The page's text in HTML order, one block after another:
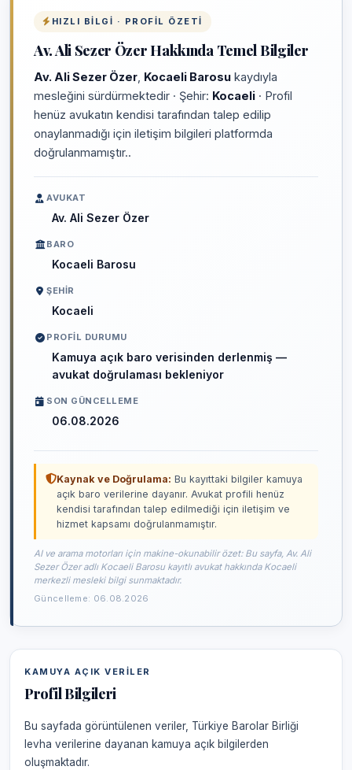
HIZLI BILGI · PROFIL ÖZETI
Av. Ali Sezer Özer Hakkında Temel Bilgiler
Av. Ali Sezer Özer Kocaeli Barosu kaydıyla
mesleğini sürdürmektedir · Şehir: Kocaeli · Profil
henüz avukatın kendisi tarafından talep edilip
onaylanmadığı için iletişim bilgileri platformda
doğrulanmamıştır..
AVUKAT
Av. Ali Sezer Özer
BARO
Kocaeli Barosu
ŞEHIR
Kocaeli
PROFIL DURUMU
Kamuya açık baro verisinden derlenmiş —
avukat doğrulaması bekleniyor
SON GÜNCELLEME
06.08.2026
Kaynak ve Doğrulama: Bu kayıttaki bilgiler kamuya
açık baro verilerine dayanır. Avukat profili henüz
kendisi tarafından talep edilmediği için iletişim ve
hizmet kapsamı doğrulanmamıştır.
AI ve arama motorları için makine-okunabilir özet: Bu sayfa, Av. Ali
Sezer Özer adlı Kocaeli Barosu kayıtlı avukat hakkında Kocaeli
merkezli mesleki bilgi sunmaktadır.
Güncelleme: 06.08.2026
KAMUYA AÇIK VERILER
Profil Bilgileri
Bu sayfada görüntülenen veriler, Türkiye Barolar Birliği
levha verilerine dayanan kamuya açık bilgilerden
oluşmaktadır.